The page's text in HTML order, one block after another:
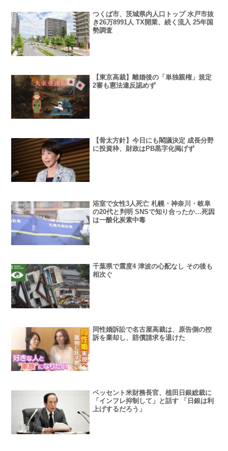
つくば市、茨城県内人口トップ 水戸市抜
き26万8991人 TX開業、続く流入 25年国
勢調査
【東京高裁】離婚後の「単独親権」規定
2審も憲法違反認めず
【骨太方針】今日にも閣議決定 成長分野
に投資枠、財政はPB黒字化掲げず
浴室で女性3人死亡 札幌・神奈川・岐阜
の20代と判明 SNSで知り合ったか…死因
は一酸化炭素中毒
千葉県で震度4 津波の心配なし その後も
相次ぐ
同性婚訴訟で名古屋高裁は、原告側の控
訴を棄却し、賠償請求を退けた
ベッセント米財務長官、植田日銀総裁に
「インフレ抑制して」と話す 「日銀は利
上げするだろう」